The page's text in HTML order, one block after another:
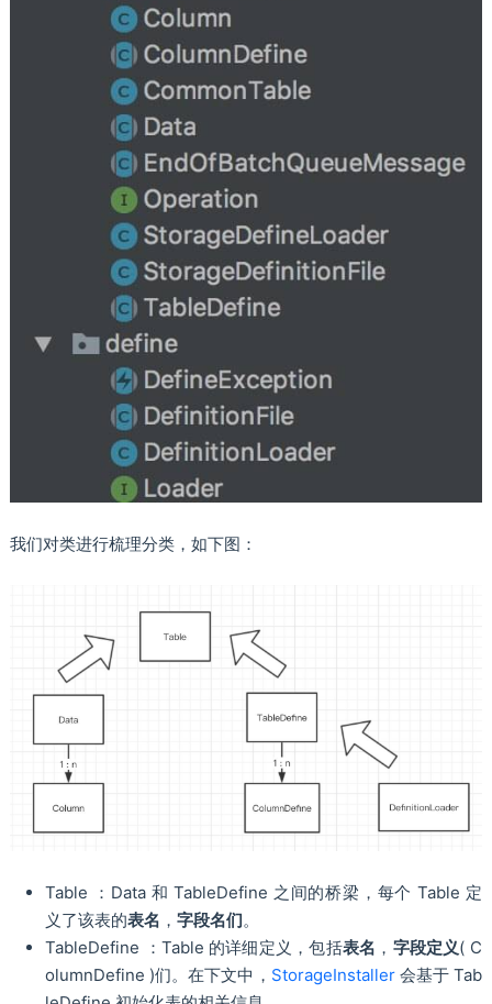
我们对类进行梳理分类，如下图：
Table ：Data 和 TableDefine 之间的桥梁，每个 Table 定
义了该表的表名 ，字段名们。
TableDefine ：Table 的详细定义，包括表名 ， 字段定义( C
olumnDefine )们。在下文中， StorageInstaller会基于 Tab